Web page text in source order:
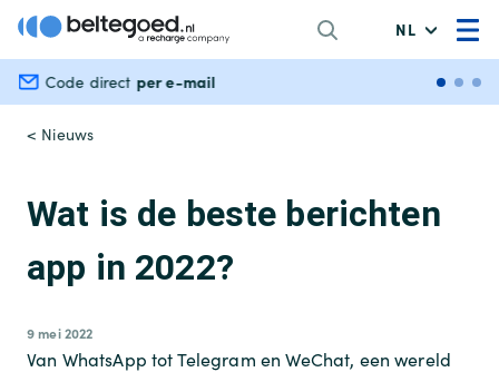
NL
Code direct per e-mail
< Nieuws
Wat is de beste berichten
app in 2022?
9 mei 2022
Van WhatsApp tot Telegram en WeChat, een wereld